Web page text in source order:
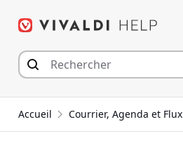
Accueil Courrier, Agenda et Flux